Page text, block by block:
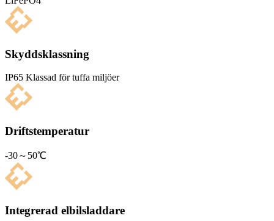
Skyddsklassning
IP65 Klas­sad för tuffa miljöer
Driftstemperatur
-30～50℃
Integrerad elbilsladdare